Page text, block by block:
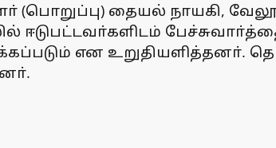
(பொறுப்பு) தையல் நாயகி,
என உறுதியளித்தனா்.